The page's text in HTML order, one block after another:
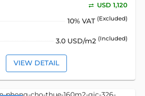
USD 1,120
10% VAT (Excluded)
3.0 USD/m2 (Included)
VIEW DETAIL